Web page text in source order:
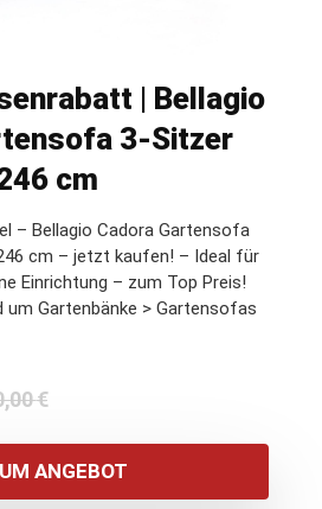
| Bellagio
3-Sitzer
cm
– Bellagio Cadora Gartensofa
cm – jetzt kaufen! – Ideal für
Einrichtung – zum Top Preis!
um Gartenbänke > Gartensofas
€Ursprünglicher
war:
1.250,00 €
Aktueller
ist:
500,00 €.
ANGEBOT